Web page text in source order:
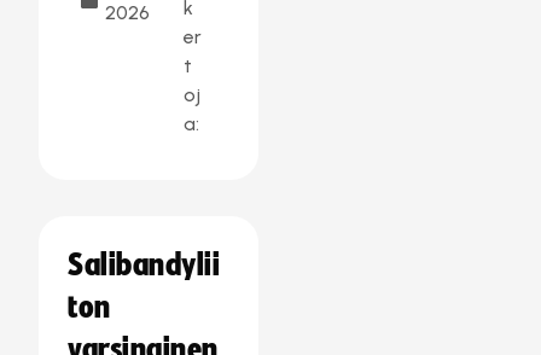
2026
k
er
t
oj
a:
Salibandylii
ton